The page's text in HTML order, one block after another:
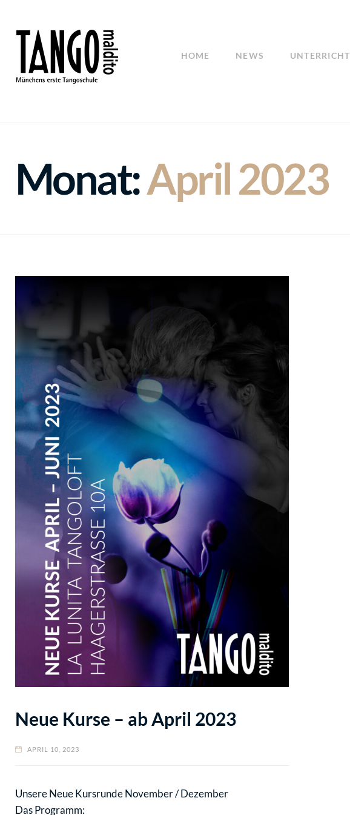
HOME NEWS UNTERRICHT
Monat:April 2023
Neue Kurse – ab April 2023
APRIL 10, 2023
Unsere Neue Kursrunde November / Dezember
Das Programm: